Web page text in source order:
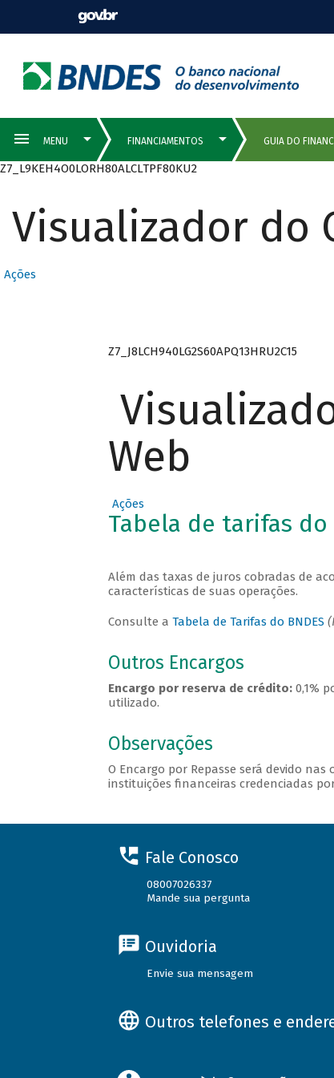
Z7_L9KEH4O0LORH80ALCLTPF80KU2
Visualizador do
Ações
Z7_J8LCH940LG2S60APQ13HRU2C15
Web
Ações
Tabela de tarifas do
Além das taxas de juros cobradas de
características de suas operações.
Consulte a Tabela de Tarifas do BNDES
Outros Encargos
Encargo por reserva de crédito:0,1%
utilizado.
Observações
O Encargo por Repasse será devido
instituições financeiras credenciadas
Fale Conosco
08007026337
Mande sua pergunta
Ouvidoria
Envie sua mensagem
Outros telefones e